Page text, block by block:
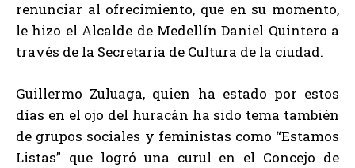
renunciar al ofrecimiento, que en su momento,
le hizo el Alcalde de Medellín Daniel Quintero a
través de la Secretaría de Cultura de la ciudad.
Guillermo Zuluaga, quien ha estado por estos
días en el ojo del huracán ha sido tema también
de grupos sociales y feministas como “Estamos
Listas” que logró una curul en el Concejo de